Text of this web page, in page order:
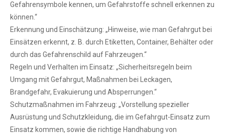
Gefahrensymbole kennen, um Gefahrstoffe schnell erkennen zu
können.“
Erkennung und Einschätzung: „Hinweise, wie man Gefahrgut bei
Einsätzen erkennt, z. B. durch Etiketten, Container, Behälter oder
durch das Gefahrenschild auf Fahrzeugen.“
Regeln und Verhalten im Einsatz: „Sicherheitsregeln beim
Umgang mit Gefahrgut, Maßnahmen bei Leckagen,
Brandgefahr, Evakuierung und Absperrungen.“
Schutzmaßnahmen im Fahrzeug: „Vorstellung spezieller
Ausrüstung und Schutzkleidung, die im Gefahrgut-Einsatz zum
Einsatz kommen, sowie die richtige Handhabung von